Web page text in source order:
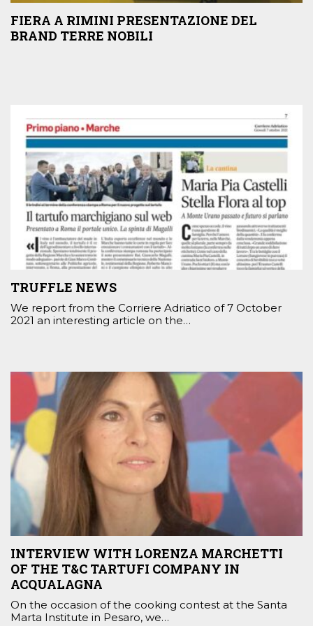
FIERA A RIMINI PRESENTAZIONE DEL
BRAND TERRE NOBILI
TRUFFLE NEWS
We report from the Corriere Adriatico of 7 October
2021 an interesting article on the…
INTERVIEW WITH LORENZA MARCHETTI
OF THE T&C TARTUFI COMPANY IN
ACQUALAGNA
On the occasion of the cooking contest at the Santa
Marta Institute in Pesaro, we…